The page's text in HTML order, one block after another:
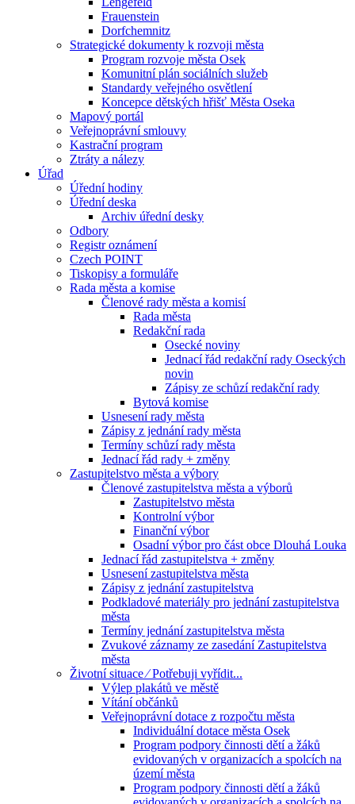
Frauenstein
Dorfchemnitz
Strategické dokumenty k rozvoji města
Program rozvoje města Osek
Komunitní plán sociálních služeb
Standardy veřejného osvětlení
Koncepce dětských hřišť Města Oseka
Mapový portál
Veřejnoprávní smlouvy
Kastrační program
Ztráty a nálezy
Úřad
Úřední hodiny
Úřední deska
Archiv úřední desky
Odbory
Registr oznámení
Czech POINT
Tiskopisy a formuláře
Rada města a komise
Členové rady města a komisí
Rada města
Redakční rada
Osecké noviny
Jednací řád redakční rady Oseckých
novin
Zápisy ze schůzí redakční rady
Bytová komise
Usnesení rady města
Zápisy z jednání rady města
Termíny schůzí rady města
Jednací řád rady + změny
Zastupitelstvo města a výbory
Členové zastupitelstva města a výborů
Zastupitelstvo města
Kontrolní výbor
Finanční výbor
Osadní výbor pro část obce Dlouhá Louka
Jednací řád zastupitelstva + změny
Usnesení zastupitelstva města
Zápisy z jednání zastupitelstva
Podkladové materiály pro jednání zastupitelstva
města
Termíny jednání zastupitelstva města
Zvukové záznamy ze zasedání Zastupitelstva
města
Životní situace ⁄ Potřebuji vyřídit...
Výlep plakátů ve městě
Vítání občánků
Veřejnoprávní dotace z rozpočtu města
Individuální dotace města Osek
Program podpory činnosti dětí a žáků
evidovaných v organizacích a spolcích na
území města
Program podpory činnosti dětí a žáků